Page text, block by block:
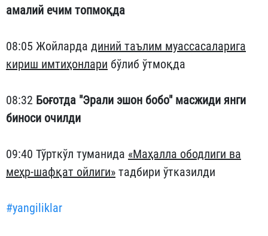
амалий ечим топмоқда
08:05 Жойларда диний таълим муассасаларига
кириш имтиҳонлари бўлиб ўтмоқда
08:32 Боғотда "Эрали эшон бобо" масжиди янги
биноси очилди
09:40 Тўрткўл туманида «Маҳалла ободлиги ва
меҳр-шафқат ойлиги» тадбири ўтказилди
#yangiliklar